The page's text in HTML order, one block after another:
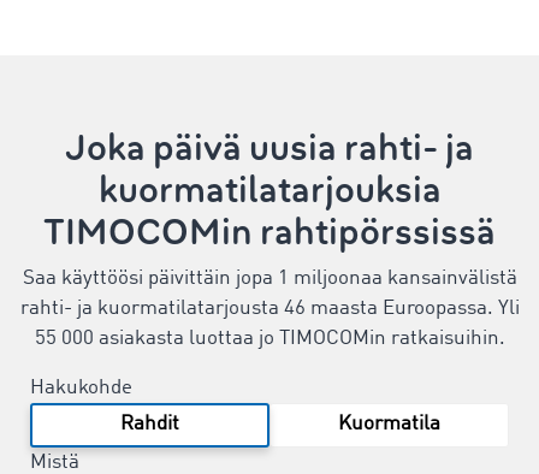
Joka päivä uusia rahti- ja
kuormatilatarjouksia
TIMOCOMin rahtipörssissä
Saa käyttöösi päivittäin jopa 1 miljoonaa kansainvälistä
rahti- ja kuormatilatarjousta 46 maasta Euroopassa. Yli
55 000 asiakasta luottaa jo TIMOCOMin ratkaisuihin.
Hakukohde
Rahdit
Kuormatila
Mistä